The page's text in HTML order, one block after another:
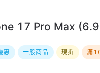
17 Pro Max
惠 一般商品 現折 滿